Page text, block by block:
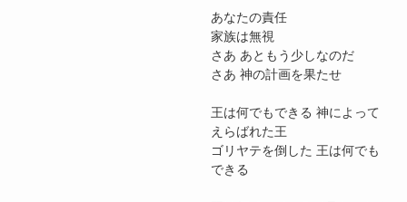
あなたの責任
家族は無視
さあ あともう少しなのだ
さあ 神の計画を果たせ
王は何でもできる 神によって
えらばれた王
ゴリヤテを倒した 王は何でも
できる